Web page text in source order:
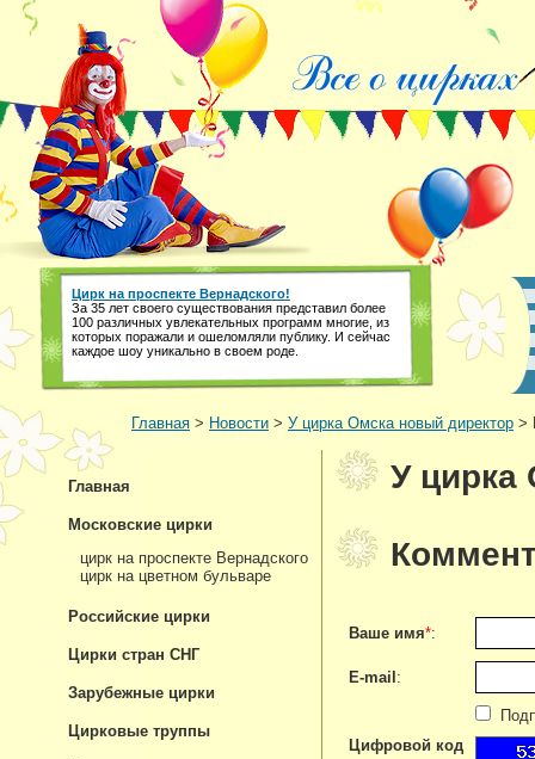
Цирк на проспекте Вернадского!
За 35 лет своего существования представил более
100 различных увлекательных программ многие, из
которых поражали и ошеломляли публику. И сейчас
каждое шоу уникально в своем роде.
Главная > Новости > У цирка Омска новый директор >
У цирка
Ваше имя*:
E-mail :
Цифровой код
Главная
Московские цирки
цирк на проспекте Вернадского
цирк на цветном бульваре
Российские цирки
Цирки стран СНГ
Зарубежные цирки
Цирковые труппы